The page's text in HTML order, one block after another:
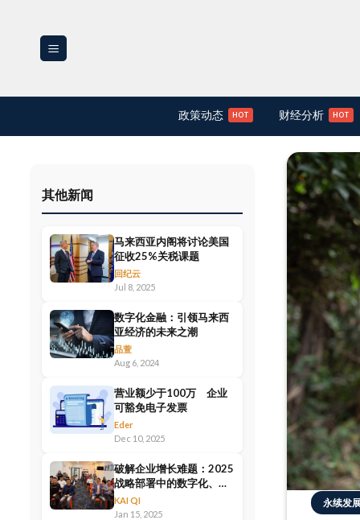
政策动态 财经分析
其他新闻
马来西亚内阁将讨论美国
征收25%关税课题
回纪云
Jul 8, 2025
数字化金融：引领马来西
亚经济的未来之潮
品萱
Aug 6, 2024
营业额少于100万 企业
可豁免电子发票
Eder
Dec 10, 2025
破解企业增长难题：2025
战略部署中的数字化、津
贴与资源整合方法
KAI QI
Jan 15, 2025
永续发